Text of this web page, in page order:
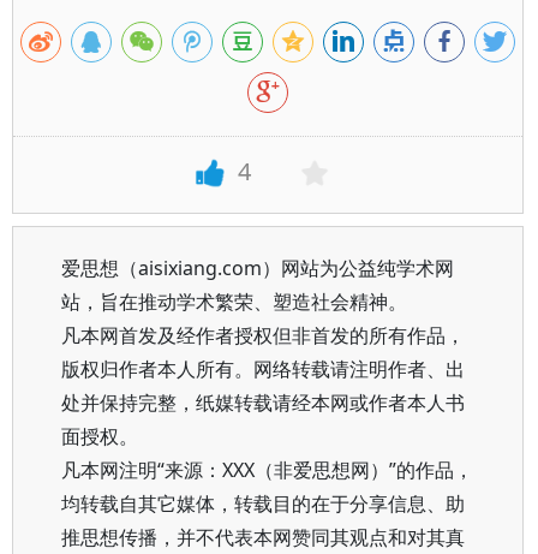
4
爱思想（aisixiang.com）网站为公益纯学术网
站，旨在推动学术繁荣、塑造社会精神。
凡本网首发及经作者授权但非首发的所有作品，
版权归作者本人所有。网络转载请注明作者、出
处并保持完整，纸媒转载请经本网或作者本人书
面授权。
凡本网注明“来源：XXX（非爱思想网）”的作品，
均转载自其它媒体，转载目的在于分享信息、助
推思想传播，并不代表本网赞同其观点和对其真